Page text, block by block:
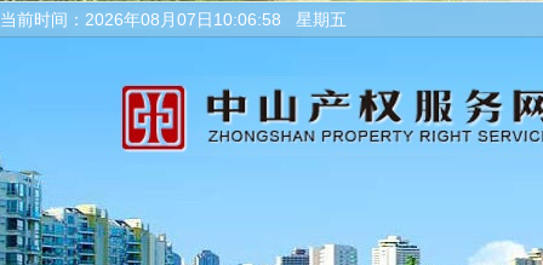
当前时间：2026年08月07日10:06:59 星期五